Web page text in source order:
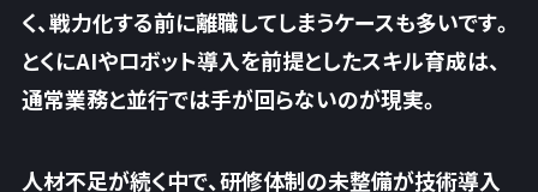
く、戦力化する前に離職してしまうケースも多いです。
とくにAIやロボット導入を前提としたスキル育成は、
通常業務と並行では手が回らないのが現実。
人材不足が続く中で、研修体制の未整備が技術導入